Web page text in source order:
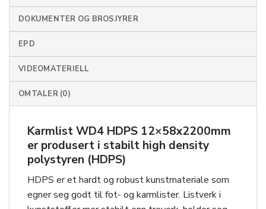
DOKUMENTER OG BROSJYRER
EPD
VIDEOMATERIELL
OMTALER (0)
Karmlist WD4 HDPS 12×58x2200mm
er produsert i stabilt high density
polystyren (HDPS)
HDPS er et hardt og robust kunstmateriale som
egner seg godt til fot- og karmlister. Listverk i